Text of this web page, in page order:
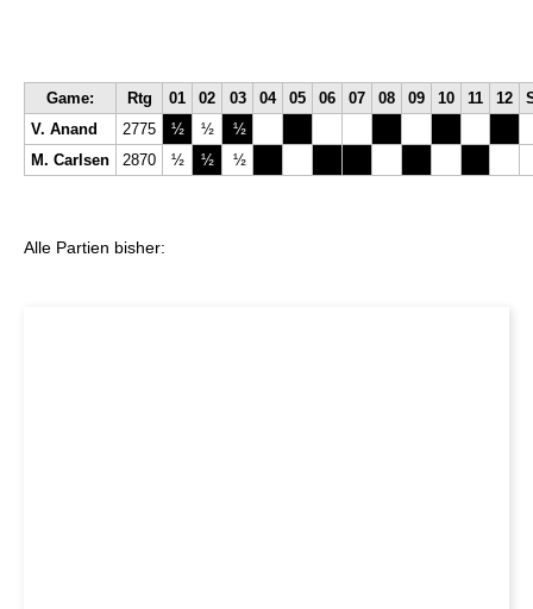
Game: Rtg 01 02 03 04 05 06 07 08 09 10 11 12
V. Anand
2775 ½ ½
½
M. Carlsen
2870 ½ ½ ½
Alle Partien bisher: